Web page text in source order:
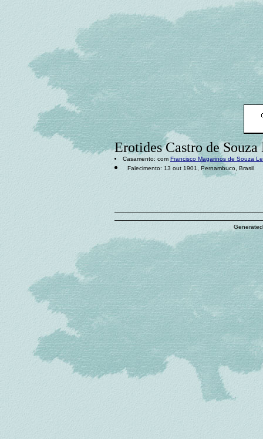
Erotides Castro de Souza
Casamento: com Francisco Magarinos de Souza
Falecimento: 13 out 1901, Pernambuco, Brasil